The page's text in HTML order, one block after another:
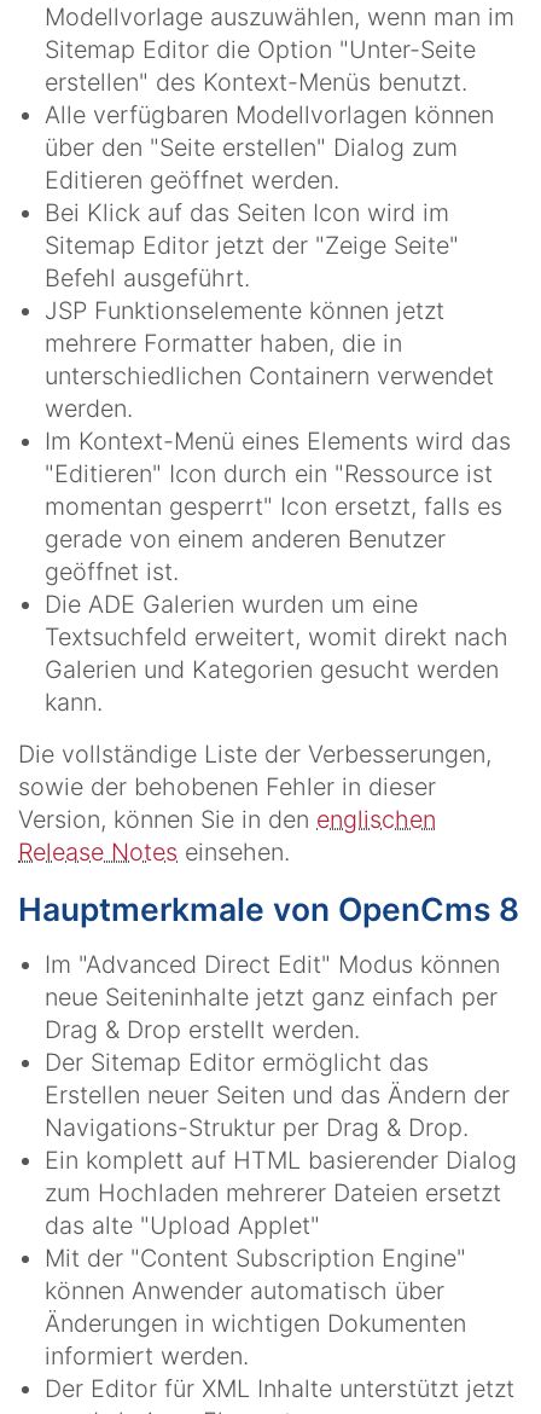
Modellvorlage auszuwählen, wenn man im
Sitemap Editor die Option "Unter-Seite
erstellen" des Kontext-Menüs benutzt.
Alle verfügbaren Modellvorlagen können
über den "Seite erstellen" Dialog zum
Editieren geöffnet werden.
Bei Klick auf das Seiten Icon wird im
Sitemap Editor jetzt der "Zeige Seite"
Befehl ausgeführt.
JSP Funktionselemente können jetzt
mehrere Formatter haben, die in
unterschiedlichen Containern verwendet
werden.
Im Kontext-Menü eines Elements wird das
"Editieren" Icon durch ein "Ressource ist
momentan gesperrt" Icon ersetzt, falls es
gerade von einem anderen Benutzer
geöffnet ist.
Die ADE Galerien wurden um eine
Textsuchfeld erweitert, womit direkt nach
Galerien und Kategorien gesucht werden
kann.
Die vollständige Liste der Verbesserungen,
sowie der behobenen Fehler in dieser
Version, können Sie in den englischen
Release Notes einsehen.
Hauptmerkmale von OpenCms 8
Im "Advanced Direct Edit" Modus können
neue Seiteninhalte jetzt ganz einfach per
Drag & Drop erstellt werden.
Der Sitemap Editor ermöglicht das
Erstellen neuer Seiten und das Ändern der
Navigations-Struktur per Drag & Drop.
Ein komplett auf HTML basierender Dialog
zum Hochladen mehrerer Dateien ersetzt
das alte "Upload Applet"
Mit der "Content Subscription Engine"
können Anwender automatisch über
Änderungen in wichtigen Dokumenten
informiert werden.
Der Editor für XML Inhalte unterstützt jetzt